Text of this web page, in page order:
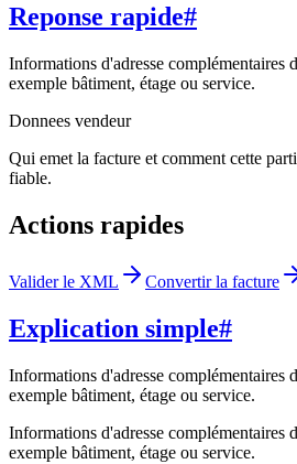
Reponse rapide#
Informations d'adresse complémentaires
exemple bâtiment, étage ou service.
Donnees vendeur
Qui emet la facture et comment cette
fiable.
Actions rapides
Valider le XML Convertir la facture
Explication simple#
Informations d'adresse complémentaires
exemple bâtiment, étage ou service.
Informations d'adresse complémentaires
exemple bâtiment, étage ou service.